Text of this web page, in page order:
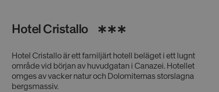
Hotel Cristallo
Hotel Cristallo är ett familjärt hotell beläget i ett lugnt
område vid början av huvudgatan i Canazei. Hotellet
omges av vacker natur och Dolomiternas storslagna
bergsmassiv.